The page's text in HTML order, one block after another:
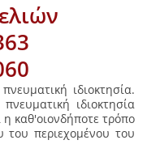
ιδιοκτησία.
ιδιοκτησία
καθ'οιονδήποτε τρόπο
περιεχομένου του